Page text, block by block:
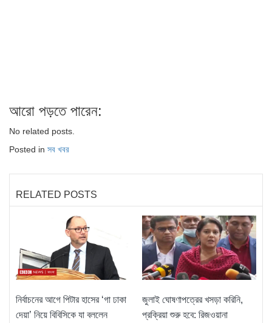
আরো পড়তে পারেন:
No related posts.
Posted in সব খবর
RELATED POSTS
নির্বাচনের আগে পিটার হাসের ‘গা ঢাকা
দেয়া’ নিয়ে বিবিসিকে যা বললেন
জুলাই ঘোষণাপত্রের খসড়া করিনি,
প্রক্রিয়া শুরু হবে: রিজওয়ানা